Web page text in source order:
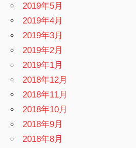
2019年5月
2019年4月
2019年3月
2019年2月
2019年1月
2018年12月
2018年11月
2018年10月
2018年9月
2018年8月